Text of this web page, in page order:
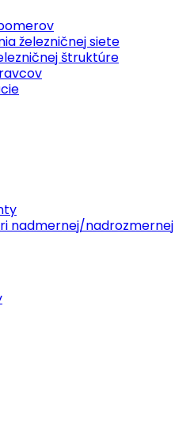
železničnej siete
štruktúre
nadmernej/nadrozmernej